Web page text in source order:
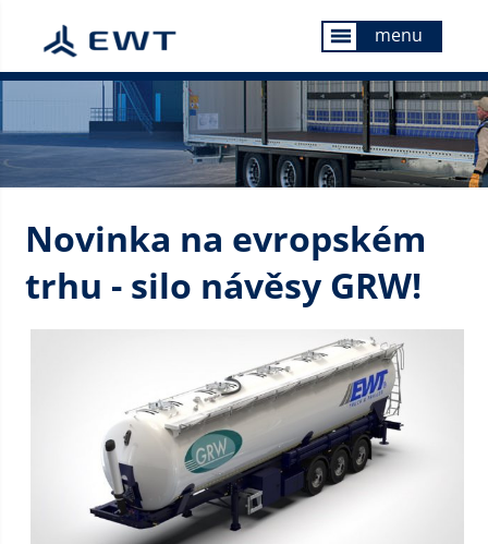
menu menu
Novinka na evropském
trhu - silo návěsy GRW!